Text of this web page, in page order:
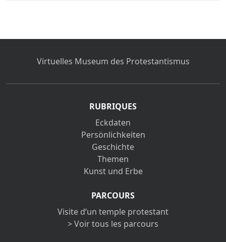
Virtuelles Museum des Protestantismus
RUBRIQUES
Eckdaten
Persönlichkeiten
Geschichte
Themen
Kunst und Erbe
PARCOURS
Visite d’un temple protestant
> Voir tous les parcours